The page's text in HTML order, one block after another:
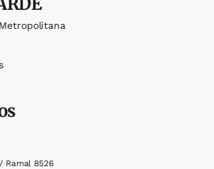
Ramal 8526